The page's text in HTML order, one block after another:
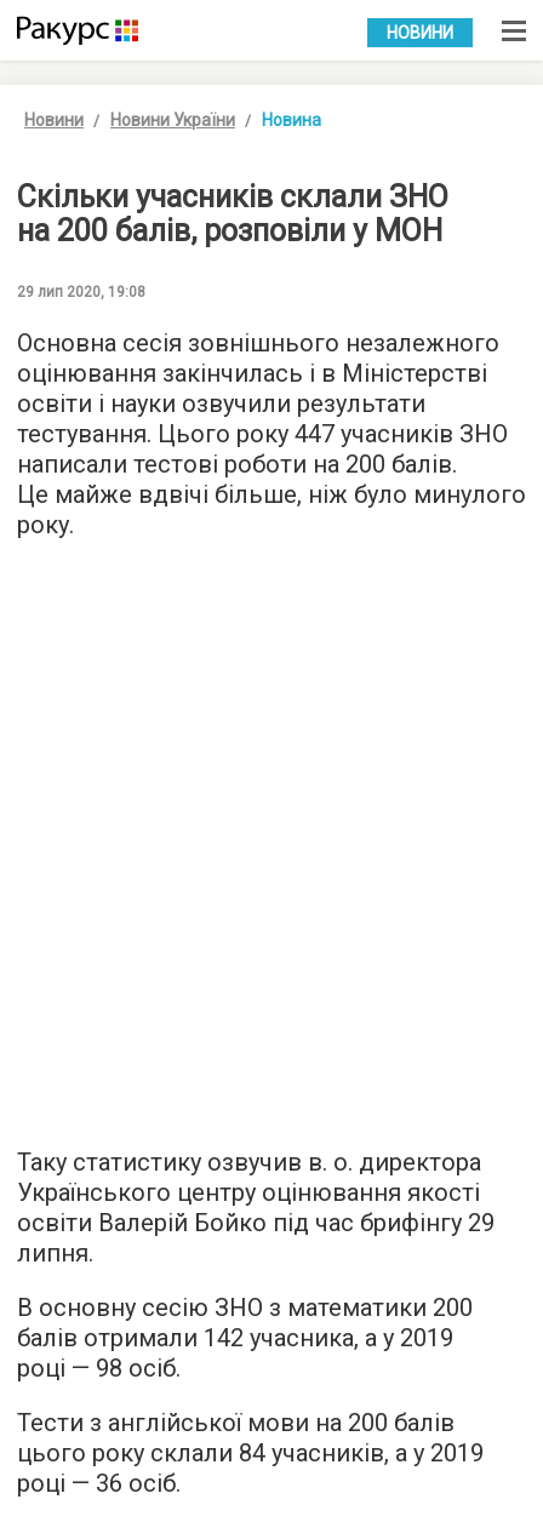
УКР РУС
НОВИНИ
Новини Новини України Новина
Скільки учасників склали ЗНО
на 200 балів, розповіли у МОН
29 лип 2020, 19:08
Основна сесія зовнішнього незалежного
оцінювання закінчилась і в Міністерстві
освіти і науки озвучили результати
тестування. Цього року 447 учасників ЗНО
написали тестові роботи на 200 балів.
Це майже вдвічі більше, ніж було минулого
року.
Таку статистику озвучив в. о. директора
Українського центру оцінювання якості
освіти Валерій Бойко під час брифінгу 29
липня.
В основну сесію ЗНО з математики 200
балів отримали 142 учасника, а у 2019
році — 98 осіб.
Тести з англійської мови на 200 балів
цього року склали 84 учасників, а у 2019
році — 36 осіб.